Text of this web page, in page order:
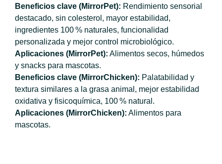
Beneficios clave (MirrorPet): Rendimiento sensorial
destacado, sin colesterol, mayor estabilidad,
ingredientes 100 % naturales, funcionalidad
personalizada y mejor control microbiológico.
Aplicaciones (MirrorPet): Alimentos secos, húmedos
y snacks para mascotas.
Beneficios clave (MirrorChicken): Palatabilidad y
textura similares a la grasa animal, mejor estabilidad
oxidativa y fisicoquímica, 100 % natural.
Aplicaciones (MirrorChicken): Alimentos para
mascotas.